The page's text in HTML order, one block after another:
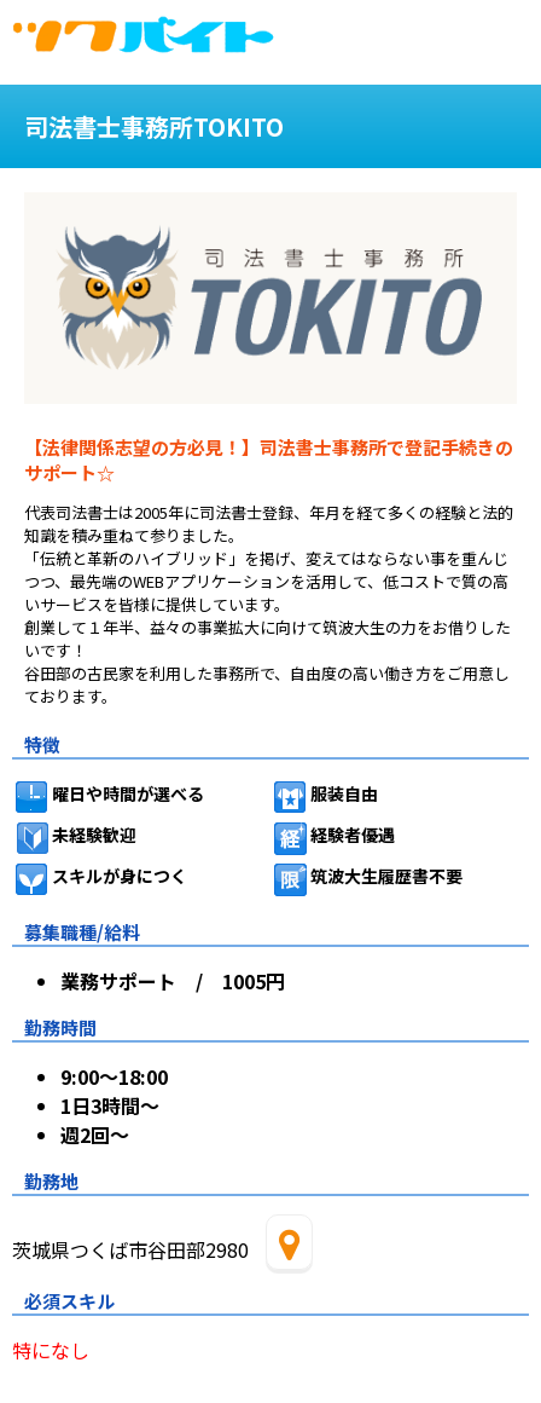
司法書士事務所TOKITO
【法律関係志望の方必見！】司法書士事務所で登記手続きの
サポート☆
代表司法書士は2005年に司法書士登録、年月を経て多くの経験と法的
知識を積み重ねて参りました。
「伝統と革新のハイブリッド」を掲げ、変えてはならない事を重んじ
つつ、最先端のWEBアプリケーションを活用して、低コストで質の高
いサービスを皆様に提供しています。
創業して１年半、益々の事業拡大に向けて筑波大生の力をお借りした
いです！
谷田部の古民家を利用した事務所で、自由度の高い働き方をご用意し
ております。
特徴
曜日や時間が選べる
服装自由
未経験歓迎
経験者優遇
スキルが身につく
筑波大生履歴書不要
募集職種/給料
業務サポート / 1005円
勤務時間
9:00〜18:00
1日3時間～
週2回～
勤務地
茨城県つくば市谷田部2980
必須スキル
特になし